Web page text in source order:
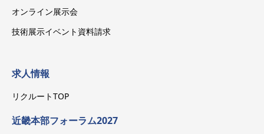
オンライン展示会
技術展示イベント資料請求
求人情報
リクルートTOP
近畿本部フォーラム2027